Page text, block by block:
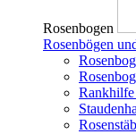
Rosenbogen
Rosenbögen